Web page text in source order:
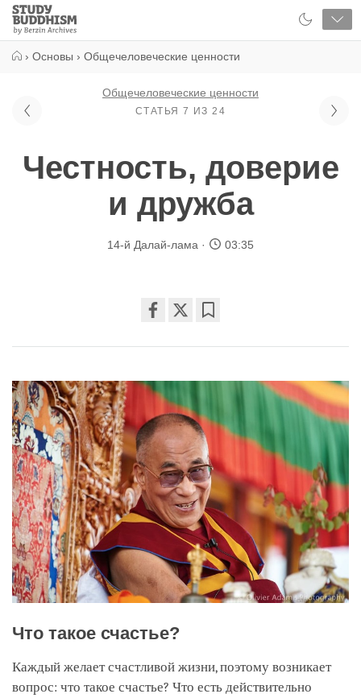
Close
Study
Buddhism
› Основы › Общечеловеческие ценности
Общечеловеческие ценности
СТАТЬЯ 7 ИЗ 24
Честность, доверие
и дружба
14-й Далай-лама 03:35
on
Что такое счастье?
Каждый желает счастливой жизни, поэтому возникает
вопрос: что такое счастье? Что есть действительно